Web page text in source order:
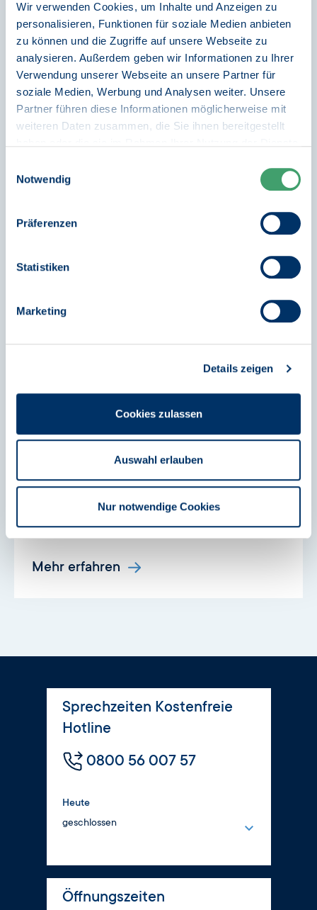
Wir verwenden Cookies, um Inhalte und Anzeigen zu
personalisieren, Funktionen für soziale Medien anbieten
zu können und die Zugriffe auf unsere Webseite zu
analysieren. Außerdem geben wir Informationen zu Ihrer
Verwendung unserer Webseite an unsere Partner für
soziale Medien, Werbung und Analysen weiter. Unsere
Partner führen diese Informationen möglicherweise mit
weiteren Daten zusammen, die Sie ihnen bereitgestellt
Weitere Informationen finden Sie in
Notwendig
Präferenzen
Statistiken
Marketing
Details zeigen
Cookies zulassen
Auswahl erlauben
Nur notwendige Cookies
Mehr erfahren
Investor Relations
operatives Geschäft als zentrales Förderinstitut
aufgenommen. Seit März 2023 ist sie als
selbständige Anstalt öffentlichen Rechts tätig.
Finanzkontrolle EU-Fonds
Die Finanzkontrolle EU-Fonds ist ein innerhalb der
Mehr erfahren
Sprechzeiten Kostenfreie
Hotline
0800 56 007 57
Heute
geschlossen
8:00 – 16:00 Uhr
8:00 – 17:00 Uhr
Öffnungszeiten